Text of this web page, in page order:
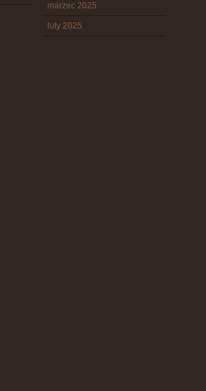
marzec 2025
luty 2025